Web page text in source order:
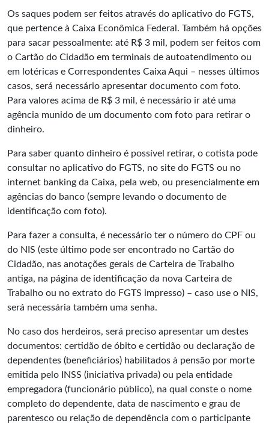
Os saques podem ser feitos através do aplicativo do FGTS,
que pertence à Caixa Econômica Federal. Também há opções
para sacar pessoalmente: até R$ 3 mil, podem ser feitos com
o Cartão do Cidadão em terminais de autoatendimento ou
em lotéricas e Correspondentes Caixa Aqui – nesses últimos
casos, será necessário apresentar documento com foto.
Para valores acima de R$ 3 mil, é necessário ir até uma
agência munido de um documento com foto para retirar o
dinheiro.
Para saber quanto dinheiro é possível retirar, o cotista pode
consultar no aplicativo do FGTS, no site do FGTS ou no
internet banking da Caixa, pela web, ou presencialmente em
agências do banco (sempre levando o documento de
identificação com foto).
Para fazer a consulta, é necessário ter o número do CPF ou
do NIS (este último pode ser encontrado no Cartão do
Cidadão, nas anotações gerais de Carteira de Trabalho
antiga, na página de identificação da nova Carteira de
Trabalho ou no extrato do FGTS impresso) – caso use o NIS,
será necessária também uma senha.
No caso dos herdeiros, será preciso apresentar um destes
documentos: certidão de óbito e certidão ou declaração de
dependentes (beneficiários) habilitados à pensão por morte
emitida pelo INSS (iniciativa privada) ou pela entidade
empregadora (funcionário público), na qual conste o nome
completo do dependente, data de nascimento e grau de
parentesco ou relação de dependência com o participante